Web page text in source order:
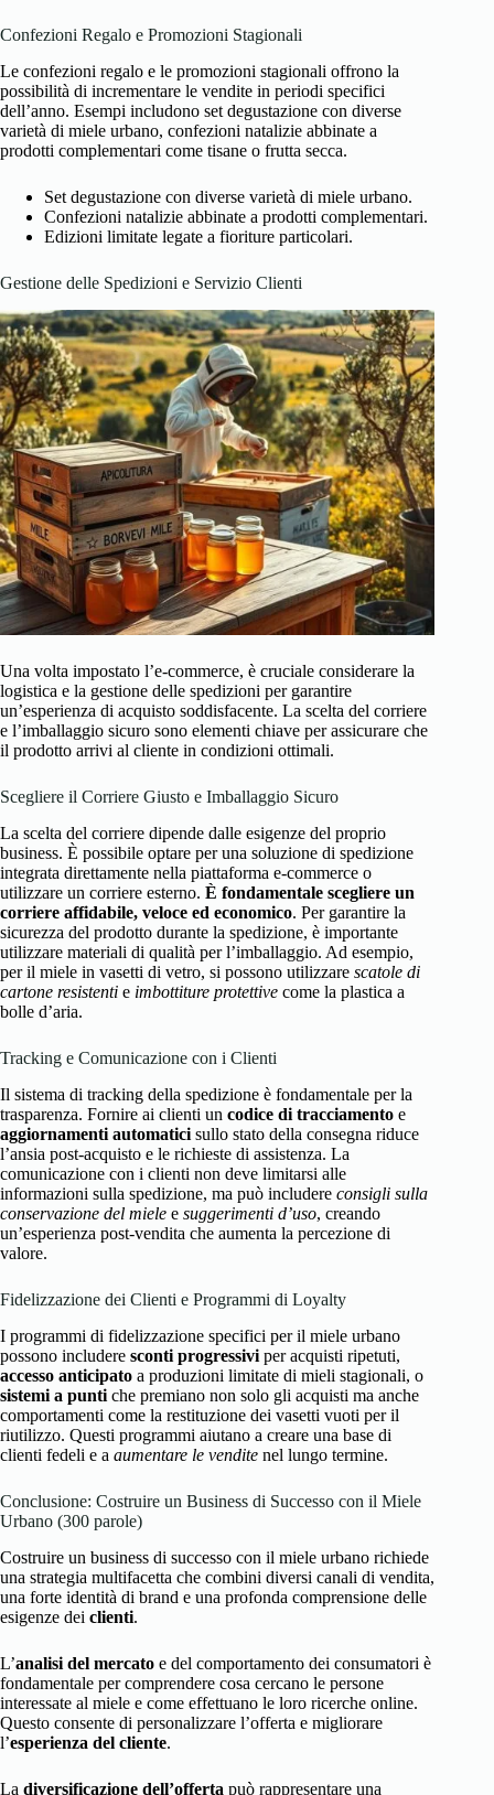
Confezioni Regalo e Promozioni Stagionali
Le confezioni regalo e le promozioni stagionali offrono la
possibilità di incrementare le vendite in periodi specifici
dell’anno. Esempi includono set degustazione con diverse
varietà di miele urbano, confezioni natalizie abbinate a
prodotti complementari come tisane o frutta secca.
Set degustazione con diverse varietà di miele urbano.
Confezioni natalizie abbinate a prodotti complementari.
Edizioni limitate legate a fioriture particolari.
Gestione delle Spedizioni e Servizio Clienti
Una volta impostato l’e-commerce, è cruciale considerare la
logistica e la gestione delle spedizioni per garantire
un’esperienza di acquisto soddisfacente. La scelta del corriere
e l’imballaggio sicuro sono elementi chiave per assicurare che
il prodotto arrivi al cliente in condizioni ottimali.
Scegliere il Corriere Giusto e Imballaggio Sicuro
La scelta del corriere dipende dalle esigenze del proprio
business. È possibile optare per una soluzione di spedizione
integrata direttamente nella piattaforma e-commerce o
utilizzare un corriere esterno. È fondamentale scegliere un
corriere affidabile, veloce ed economico. Per garantire la
sicurezza del prodotto durante la spedizione, è importante
utilizzare materiali di qualità per l’imballaggio. Ad esempio,
per il miele in vasetti di vetro, si possono utilizzare scatole di
cartone resistenti e imbottiture protettive come la plastica a
bolle d’aria.
Tracking e Comunicazione con i Clienti
Il sistema di tracking della spedizione è fondamentale per la
trasparenza. Fornire ai clienti un codice di tracciamento e
aggiornamenti automatici sullo stato della consegna riduce
l’ansia post-acquisto e le richieste di assistenza. La
comunicazione con i clienti non deve limitarsi alle
informazioni sulla spedizione, ma può includere consigli sulla
conservazione del miele e suggerimenti d’uso, creando
un’esperienza post-vendita che aumenta la percezione di
valore.
Fidelizzazione dei Clienti e Programmi di Loyalty
I programmi di fidelizzazione specifici per il miele urbano
possono includere sconti progressivi per acquisti ripetuti,
accesso anticipato a produzioni limitate di mieli stagionali, o
sistemi a punti che premiano non solo gli acquisti ma anche
comportamenti come la restituzione dei vasetti vuoti per il
riutilizzo. Questi programmi aiutano a creare una base di
clienti fedeli e a aumentare le vendite nel lungo termine.
Conclusione: Costruire un Business di Successo con il Miele
Urbano (300 parole)
Costruire un business di successo con il miele urbano richiede
una strategia multifacetta che combini diversi canali di vendita,
una forte identità di brand e una profonda comprensione delle
esigenze dei clienti.
L’analisi del mercato e del comportamento dei consumatori è
fondamentale per comprendere cosa cercano le persone
interessate al miele e come effettuano le loro ricerche online.
Questo consente di personalizzare l’offerta e migliorare
l’esperienza del cliente.
La diversificazione dell’offerta può rappresentare una